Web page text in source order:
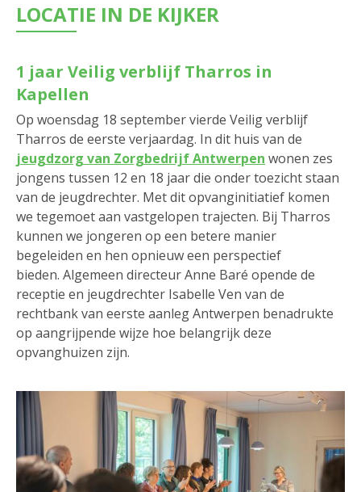
LOCATIE IN DE KIJKER
1 jaar Veilig verblijf Tharros in
Kapellen
Op woensdag 18 september vierde Veilig verblijf
Tharros de eerste verjaardag. In dit huis van de
jeugdzorg van Zorgbedrijf Antwerpen wonen zes
jongens tussen 12 en 18 jaar die onder toezicht staan
van de jeugdrechter. Met dit opvanginitiatief komen
we tegemoet aan vastgelopen trajecten. Bij Tharros
kunnen we jongeren op een betere manier
begeleiden en hen opnieuw een perspectief
bieden. Algemeen directeur Anne Baré opende de
receptie en jeugdrechter Isabelle Ven van de
rechtbank van eerste aanleg Antwerpen benadrukte
op aangrijpende wijze hoe belangrijk deze
opvanghuizen zijn.